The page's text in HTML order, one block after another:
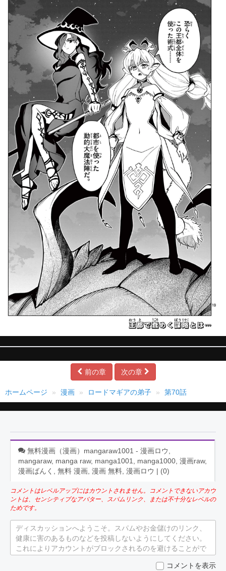
前の章 次の章
ホームページ 漫画 ロードマギアの弟子 第70話
無料漫画（漫画）mangaraw1001 - 漫画ロウ,
mangaraw, manga raw, manga1001, manga1000, 漫画raw,
漫画ばんく, 無料 漫画, 漫画 無料, 漫画ロウ | (0)
コメントはレベルアップにはカウントされません。コメントできないアカウ
ントは、センシティブなアバター、スパムリンク、または不十分なレベルの
ためです。
ディスカッションへようこそ。スパムやお金儲けのリンク、
健康に害のあるものなどを投稿しないようにしてください。
これによりアカウントがブロックされるのを避けることがで
コメントを表示